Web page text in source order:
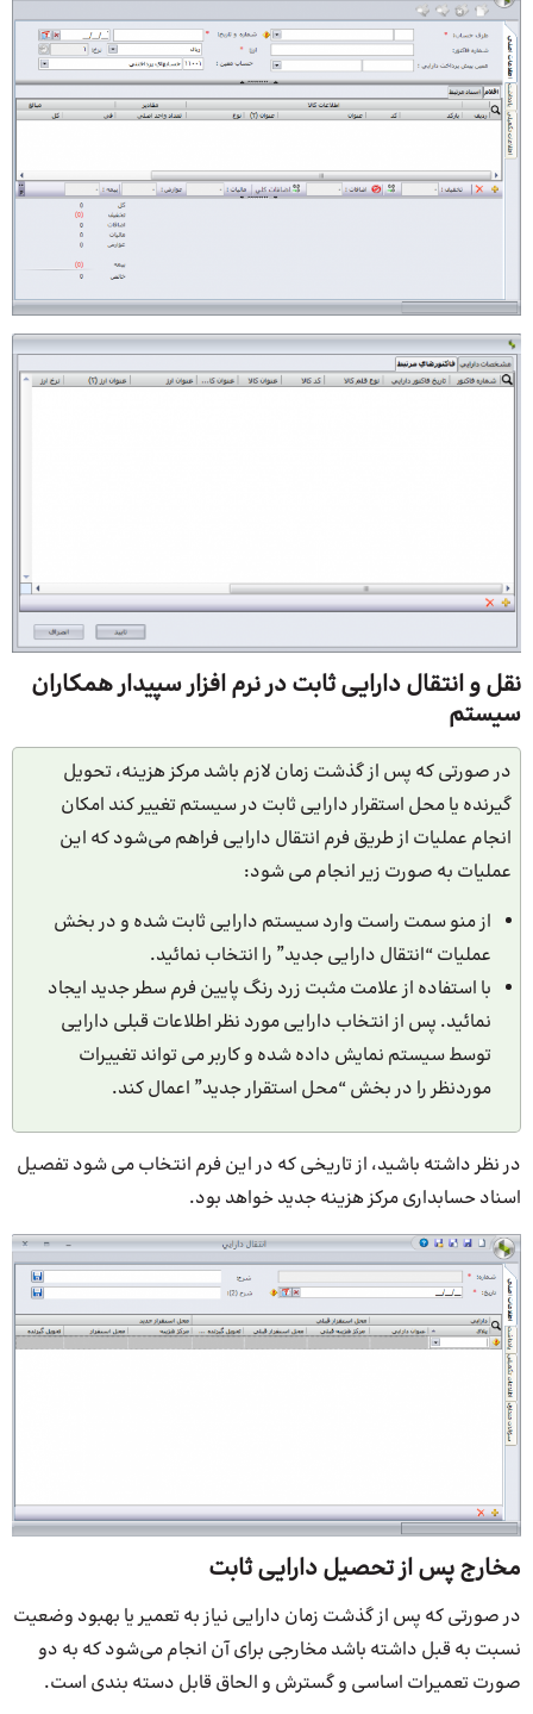
نقل و انتقال دارایی ثابت در نرم افزار سپیدار همکاران
سیستم
در صورتی که پس از گذشت زمان لازم باشد مرکز هزینه، تحویل
گیرنده یا محل استقرار دارایی ثابت در سیستم تغییر کند امکان
انجام عملیات از طریق فرم انتقال دارایی فراهم می‌شود که این
عملیات به صورت زیر انجام می شود:
از منو سمت راست وارد سیستم دارایی ثابت شده و در بخش
عملیات “انتقال دارایی جدید” را انتخاب نمائید.
با استفاده از علامت مثبت زرد رنگ پایین فرم سطر جدید ایجاد
نمائید. پس از انتخاب دارایی مورد نظر اطلاعات قبلی دارایی
توسط سیستم نمایش داده شده و کاربر می تواند تغییرات
موردنظر را در بخش “محل استقرار جدید” اعمال کند.
در نظر داشته باشید، از تاریخی که در این فرم انتخاب می شود تفصیل
اسناد حسابداری مرکز هزینه جدید خواهد بود.
مخارج پس از تحصیل دارایی ثابت
در صورتی که پس از گذشت زمان دارایی نیاز به تعمیر یا بهبود وضعیت
نسبت به قبل داشته باشد مخارجی برای آن انجام می‌شود که به دو
صورت تعمیرات اساسی و گسترش و الحاق قابل دسته بندی است.